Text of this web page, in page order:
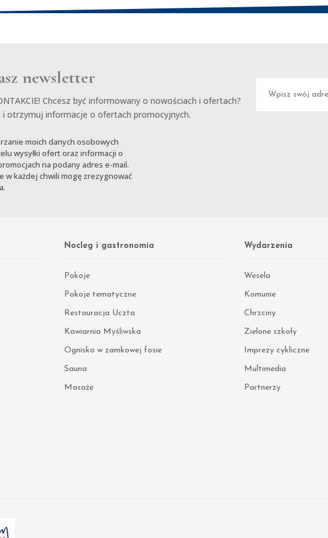
newsletter
Chcesz być informowany o nowościach i ofertach?
i otrzymuj informacje o ofertach promocyjnych.
moich danych osobowych
wysyłki ofert oraz informacji o
na podany adres e-mail.
w każdej chwili mogę zrezygnować
Nocleg i gastronomia
Pokoje
Pokoje tematyczne
Restauracja Uczta
Kawiarnia Myśliwska
Ognisko w zamkowej fosie
Sauna
Masaże
Wydarzenia
Wesela
Komunie
Chrzciny
Zielone szkoły
Imprezy cykliczne
Multimedia
Partnerzy